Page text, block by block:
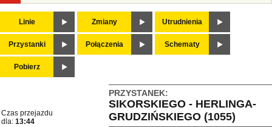
Linie Zmiany Utrudnienia
Przystanki Połączenia Schematy
Pobierz
PRZYSTANEK:
SIKORSKIEGO - HERLINGA-
GRUDZIŃSKIEGO (1055)
Czas przejazdu
dla: 13:44